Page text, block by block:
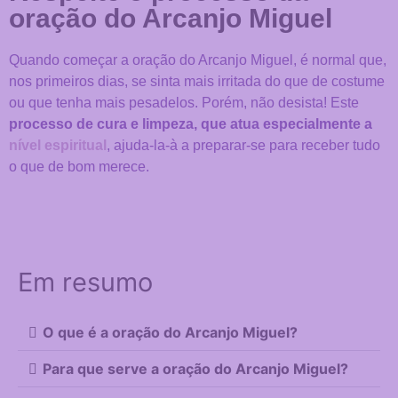
oração do Arcanjo Miguel
Quando começar a oração do Arcanjo Miguel, é normal que,
nos primeiros dias, se sinta mais irritada do que de costume
ou que tenha mais pesadelos. Porém, não desista! Este
processo de cura e limpeza, que atua especialmente a
nível espiritual , ajuda-la-à a preparar-se para receber tudo
o que de bom merece.
Em resumo
O que é a oração do Arcanjo Miguel?
Para que serve a oração do Arcanjo Miguel?
Estes cookies
não são
necessários
para o
funcionamento
do site.
como ele é
utilizado.